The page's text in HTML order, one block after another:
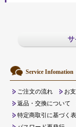
サ
Service Infomation
ご注文の流れ お
返品・交換について
特定商取引に基づく